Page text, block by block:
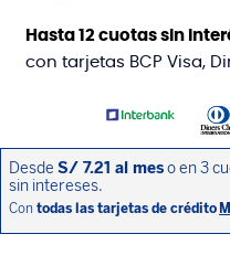
Hasta12 cuotas sin
con tarjetas BCP Visa,